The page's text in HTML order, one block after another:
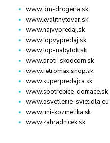
www.dm-drogeria.sk
www.kvalitnytovar.sk
www.najvypredaj.sk
www.topvypredaj.sk
www.top-nabytok.sk
www.proti-skodcom.sk
www.retromaxishop.sk
www.superpredajca.sk
www.spotrebice-domace.sk
www.osvetlenie-svietidla.eu
www.uni-kozmetika.sk
www.zahradnicek.sk